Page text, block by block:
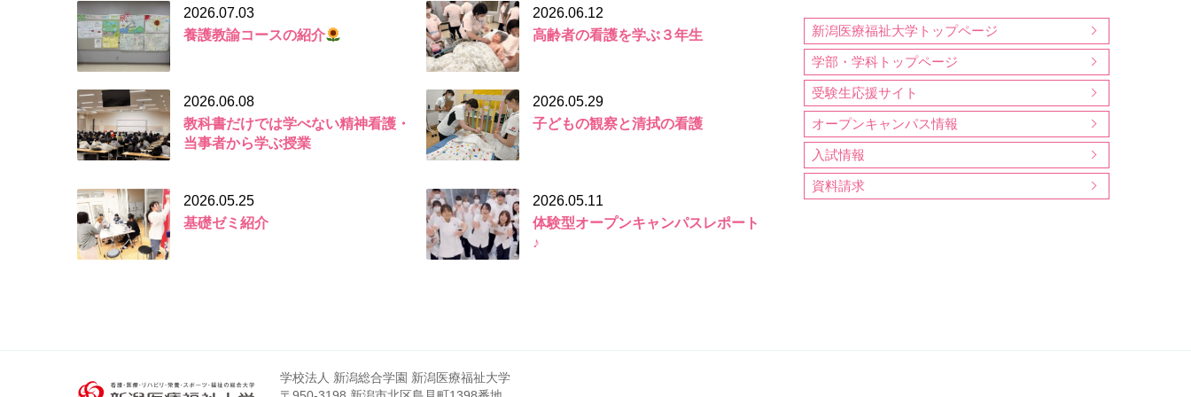
2026.07.03
養護教諭コースの紹介
2026.06.12
高齢者の看護を学ぶ３年生
2026.06.08
教科書だけでは学べない精神看護・
当事者から学ぶ授業
2026.05.29
子どもの観察と清拭の看護
2026.05.25
基礎ゼミ紹介
2026.05.11
体験型オープンキャンパスレポート
♪
新潟医療福祉大学トップページ
学部・学科トップページ
受験生応援サイト
オープンキャンパス情報
入試情報
資料請求
学校法人 新潟総合学園 新潟医療福祉大学